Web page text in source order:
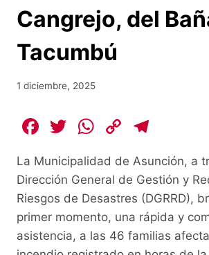
Cangrejo, del
Tacumbú
1 diciembre, 2025
F
c
e
b
o
T
itt
er
W
at
s
A
p
C
p
y
Li
n
e
gr
a
m
La Municipalidad de Asunción, a
Dirección General de Gestión y
Riesgos de Desastres (DGRRD),
primer momento, una rápida y
asistencia, a las 46 familias